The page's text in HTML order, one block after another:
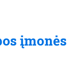
įmonės